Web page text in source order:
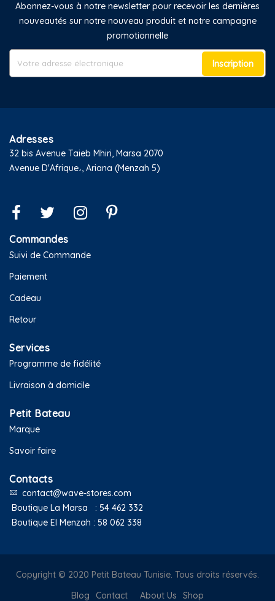
Abonnez-vous à notre newsletter pour recevoir les dernières
nouveautés sur notre nouveau produit et notre campagne
promotionnelle
Inscription
Adresses
32 bis Avenue Taieb Mhiri, Marsa 2070
Avenue D'Afrique،, Ariana (Menzah 5)
Commandes
Suivi de Commande
Paiement
Cadeau
Retour
Services
Programme de fidélité
Livraison à domicile
Petit Bateau
Marque
Savoir faire
Contacts
contact@wave-stores.com
Boutique La Marsa : 54 462 332
Boutique El Menzah : 58 062 338
Copyright © 2020 Petit Bateau Tunisie. Tous droits réservés.
Shop
About Us
Contact
Blog